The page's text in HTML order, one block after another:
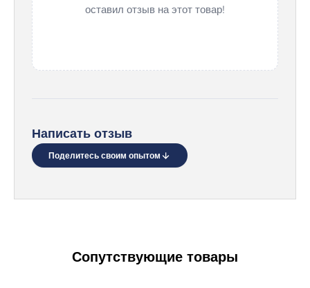
оставил отзыв на этот товар!
Написать отзыв
Поделитесь своим опытом
Сопутствующие товары